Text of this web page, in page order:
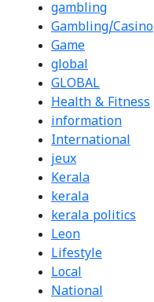
gambling
Gambling/Casino
Game
global
GLOBAL
Health & Fitness
information
International
jeux
Kerala
kerala
kerala politics
Leon
Lifestyle
Local
National